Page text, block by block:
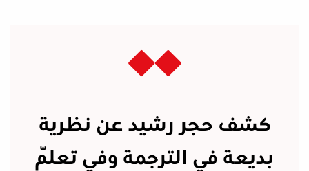
كشف حجر رشيد عن نظرية
بديعة في الترجمة وفي تعلّم